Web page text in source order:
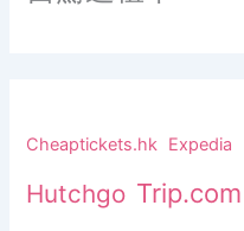
Cheaptickets.hk Expedia
Hutchgo Trip.com